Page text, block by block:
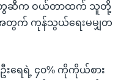
ငံတွေဆီက ဝယ်တာထက် သူတို့
တဲ့အတွက် ကုန်သွယ်ရေးမမျှတ
းရေရဲ့ ၄၀% ကိုကိုယ်စား